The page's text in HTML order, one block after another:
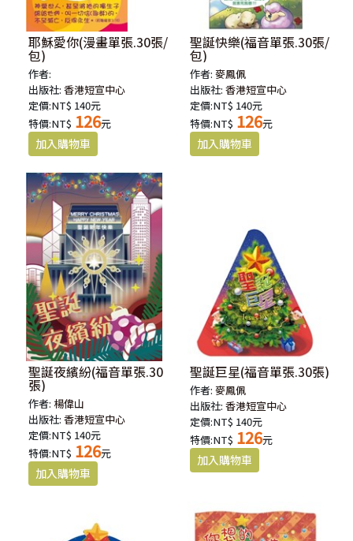
耶穌愛你(漫畫單張.30張/
包)
作者:
出版社:香港短宣中心
定價:NT$ 140元
特價:NT$ 126元
聖誕快樂(福音單張.30張/
包)
作者:麥鳳佩
出版社:香港短宣中心
定價:NT$ 140元
特價:NT$ 126元
聖誕夜繽紛(福音單張.30
張)
作者: 楊偉山
出版社:香港短宣中心
定價:NT$ 140元
特價:NT$ 126元
聖誕巨星(福音單張.30張)
作者:麥鳳佩
出版社:香港短宣中心
定價:NT$ 140元
特價:NT$ 126元